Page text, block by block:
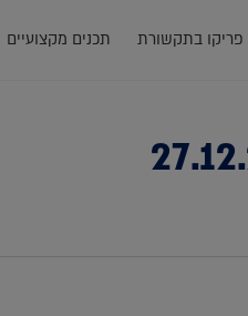
פריקו בתקשורת תכנים מקצועיים